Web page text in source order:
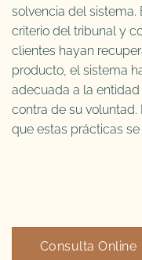
solvencia del
criterio del tribunal y
clientes hayan
producto, el sistema
adecuada a la
contra de su voluntad.
que estas prácticas
Consulta Online